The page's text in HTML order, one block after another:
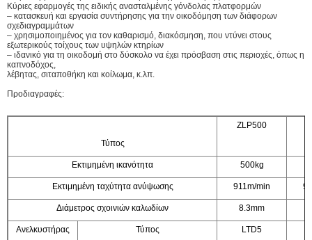
Κύριες εφαρμογές της ειδικής ανασταλμένης γόνδολας πλατφορμών
– κατασκευή και εργασία συντήρησης για την οικοδόμηση των διάφορων
σχεδιαγραμμάτων
– χρησιμοποιημένος για τον καθαρισμό, διακόσμηση, που ντύνει στους
εξωτερικούς τοίχους των υψηλών κτηρίων
– ιδανικό για τη οικοδομή στο δύσκολο να έχει πρόσβαση στις περιοχές, όπως η
καπνοδόχος,
λέβητας, σιταποθήκη και κοίλωμα, κ.λπ.
Προδιαγραφές:
Τύπος
ZLP500
Εκτιμημένη ικανότητα 500kg
Εκτιμημένη ταχύτητα ανύψωσης 911m/min
Διάμετρος σχοινιών καλωδίων 8.3mm
Ανελκυστήρας Τύπος LTD5